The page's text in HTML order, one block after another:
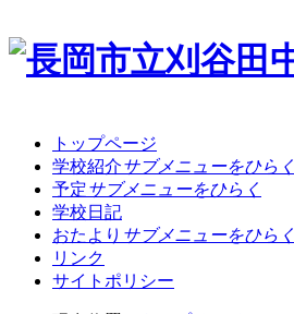
トップページ
学校紹介サブメニューをひらく
予定サブメニューをひらく
学校日記
おたより サブメニューをひらく
リンク
サイトポリシー